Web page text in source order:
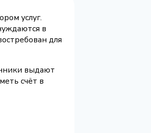
услуг.
в
для
выдают
счёт в